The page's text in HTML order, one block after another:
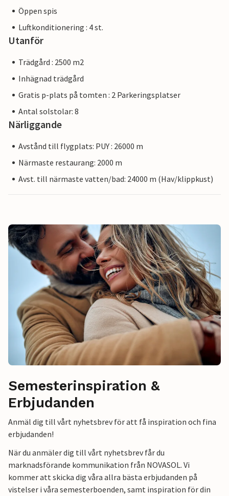
Öppen spis
Luftkonditionering : 4 st.
Utanför
Trädgård : 2500 m2
Inhägnad trädgård
Gratis p-plats på tomten : 2 Parkeringsplatser
Antal solstolar: 8
Närliggande
Avstånd till flygplats: PUY : 26000 m
Närmaste restaurang: 2000 m
Avst. till närmaste vatten/bad: 24000 m (Hav/klippkust)
Semesterinspiration &
Erbjudanden
Anmäl dig till vårt nyhetsbrev för att få inspiration och fina
erbjudanden!
När du anmäler dig till vårt nyhetsbrev får du
marknadsförande kommunikation från NOVASOL. Vi
kommer att skicka dig våra allra bästa erbjudanden på
vistelser i våra semesterboenden, samt inspiration för din